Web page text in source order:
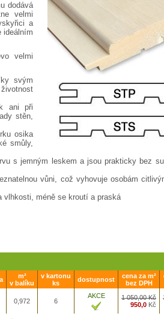
dodává
velmi
a
ideálním
velmi
svým
ani při
stěn,
osika
smůly,
s jemným leskem a jsou prakticky bez
vůni, což vyhovuje osobám
vlhkosti, méně se kroutí a praská
m²
v balíku
v kartonu
ks
dostupnost
cena za m²
bez DPH
0,972 6
AKCE
1 050,00 Kč
950,0 Kč